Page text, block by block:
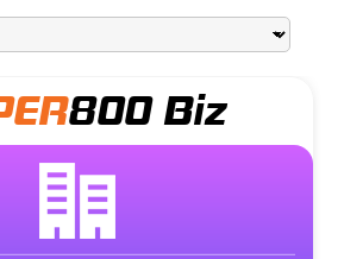
800 Biz